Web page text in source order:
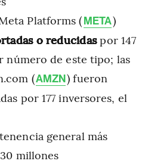
Platforms (META)
o reducidaspor 147
número de este tipo; las
(AMZN) fueron
por 177 inversores, el
general más
millones